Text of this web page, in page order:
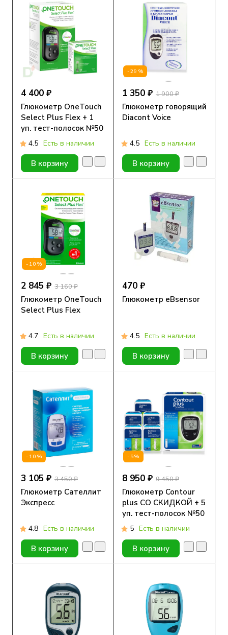
4 400 ₽
Глюкометр OneTouch
Select Plus Flex + 1
уп. тест-полосок №50
4.5 Есть в наличии
В корзину
-29%
1 350 ₽ 1 900 ₽
Глюкометр говорящий
Diacont Voice
4.5 Есть в наличии
В корзину
-10%
2 845 ₽ 3 160 ₽
Глюкометр OneTouch
Select Plus Flex
4.7 Есть в наличии
В корзину
470 ₽
Глюкометр eBsensor
4.5 Есть в наличии
В корзину
-10%
3 105 ₽ 3 450 ₽
Глюкометр Сателлит
Экспресс
4.8 Есть в наличии
В корзину
-5%
8 950 ₽ 9 450 ₽
Глюкометр Contour
plus СО СКИДКОЙ + 5
уп. тест-полосок №50
5 Есть в наличии
В корзину